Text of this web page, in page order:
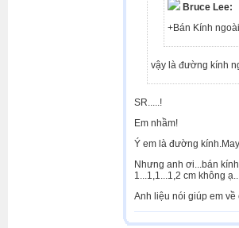
Bruce Lee:
+Bán Kính
vậy là đường kính
SR.....!
Em nhầm!
Ý em là đường
Nhưng anh ơi...bán
1...1,1...1,2 cm không
Anh liệu nói giúp em về